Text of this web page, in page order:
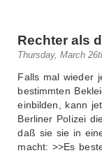
Rechter als
Thursday, March
Falls mal wieder
bestimmten
einbilden, kann
Berliner Polizei
daß sie sie in
macht: >>Es